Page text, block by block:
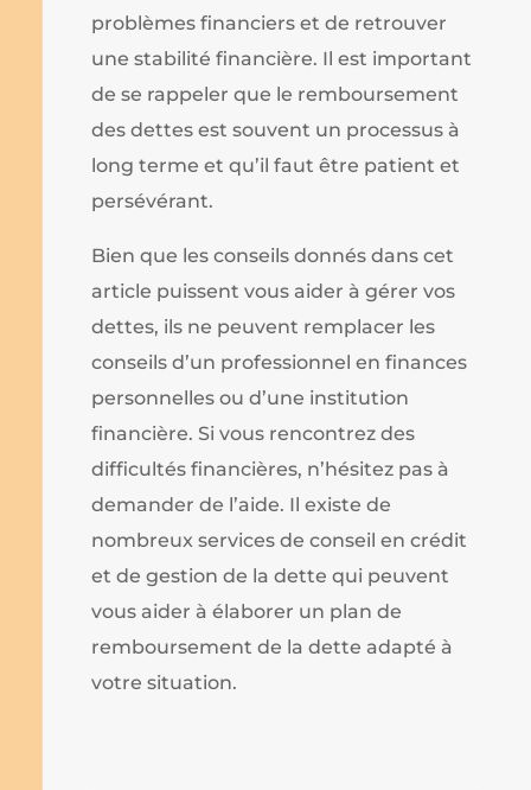
problèmes financiers et de retrouver
une stabilité financière. Il est important
de se rappeler que le remboursement
des dettes est souvent un processus à
long terme et qu’il faut être patient et
persévérant.
Bien que les conseils donnés dans cet
article puissent vous aider à gérer vos
dettes, ils ne peuvent remplacer les
conseils d’un professionnel en finances
personnelles ou d’une institution
financière. Si vous rencontrez des
difficultés financières, n’hésitez pas à
demander de l’aide. Il existe de
nombreux services de conseil en crédit
et de gestion de la dette qui peuvent
vous aider à élaborer un plan de
remboursement de la dette adapté à
votre situation.